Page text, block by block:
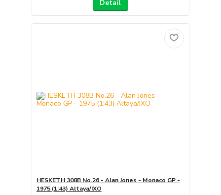
Detail
HESKETH 308B No.26 - Alan Jones - Monaco GP -
1975 (1:43) Altaya/IXO